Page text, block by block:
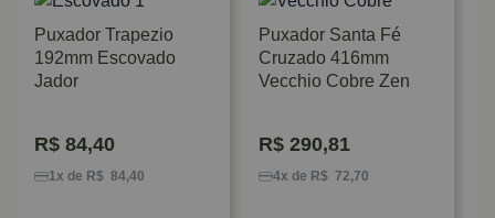
Puxador Trapezio
192mm Escovado
Jador
R$ 84,40
1x de R$ 84,40
Puxador Santa Fé
Cruzado 416mm
Vecchio Cobre Zen
R$ 290,81
4x de R$ 72,70